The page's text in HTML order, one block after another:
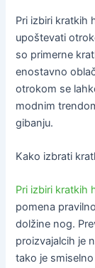
Pri izbiri kratkih
upoštevati
so primerne
enostavno
otrokom se
modnim
gibanju.
Kako izbrati
Pri izbiri kratkih
pomena
dolžine nog.
proizvajalcih je
tako je